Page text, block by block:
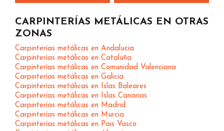
CARPINTERÍAS METÁLICAS EN OTRAS
ZONAS
Carpinterías metálicas en Andalucia
Carpinterías metálicas en Cataluña
Carpinterías metálicas en Comunidad Valenciana
Carpinterías metálicas en Galicia
Carpinterías metálicas en Islas Baleares
Carpinterías metálicas en Islas Canarias
Carpinterías metálicas en Madrid
Carpinterías metálicas en Murcia
Carpinterías metálicas en Pais Vasco